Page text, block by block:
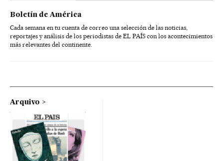
Boletín de América
Cada semana en tu cuenta de correo una selección de las noticias,
reportajes y análisis de los periodistas de EL PAÍS con los acontecimientos
más relevantes del continente.
Arquivo